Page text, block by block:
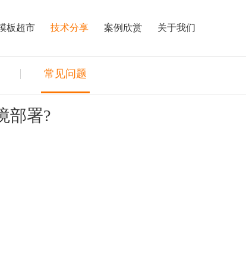
板超市 技术分享 案例欣赏 关于我们
常见问题
部署?